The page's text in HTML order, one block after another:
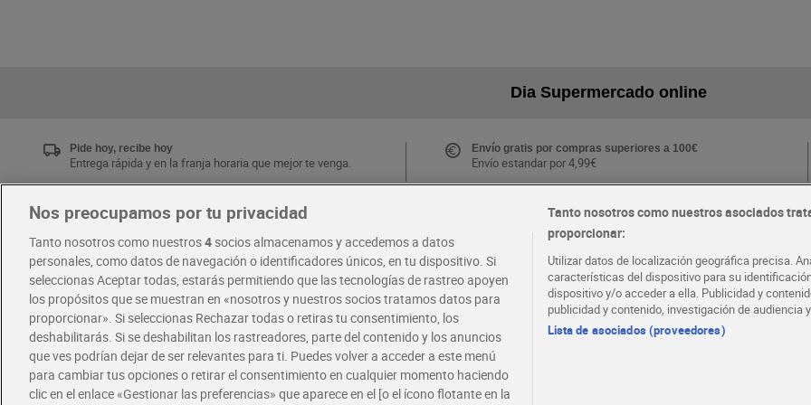
Dia Supermercado online
Pide hoy, recibe hoy
Entrega rápida y en la franja horaria que mejor te venga.
Envío gratis por compras superiores a 100€
Envío estandar por 4,99€
Disfruta las ventajas y ofertas exclusivas.
Descárgate la APP Dia
Folletos y Tiendas
cercana
RECETAS · COMER MEJOR CADA DIA · EMPLEO
Nos preocupamos por tu privacidad
Tanto nosotros como nuestros4socios almacenamos y accedemos a datos
personales, como datos de navegación o identificadores únicos, en tu dispositivo. Si
seleccionas Aceptar todas, estarás permitiendo que las tecnologías de rastreo apoyen
los propósitos que se muestran en «nosotros y nuestros socios tratamos datos para
proporcionar». Si seleccionas Rechazar todas o retiras tu consentimiento, los
deshabilitarás. Si se deshabilitan los rastreadores, parte del contenido y los anuncios
que ves podrían dejar de ser relevantes para ti. Puedes volver a acceder a este menú
para cambiar tus opciones o retirar el consentimiento en cualquier momento haciendo
clic en el enlace «Gestionar las preferencias» que aparece en el [o el ícono flotante en la
Tanto nosotros como nuestros asociados
proporcionar:
Utilizar datos de localización geográfica precisa.
características del dispositivo para su
dispositivo y/o acceder a ella. Publicidad y
publicidad y contenido, investigación de audiencia
Lista de asociados (proveedores)